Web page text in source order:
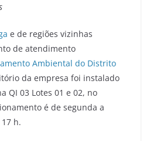
e de regiões vizinhas
de atendimento
Ambiental do Distrito
da empresa foi instalado
QI 03 Lotes 01 e 02, no
é de segunda a
h.